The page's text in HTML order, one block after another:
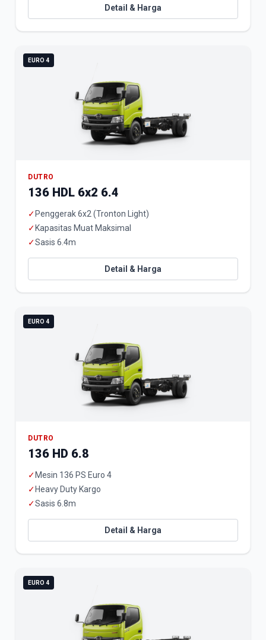
Detail & Harga
EURO 4
DUTRO
136 HDL 6x2 6.4
✓ Penggerak 6x2 (Tronton Light)
✓ Kapasitas Muat Maksimal
✓Sasis 6.4m
Detail & Harga
EURO 4
DUTRO
136 HD 6.8
✓ Mesin 136 PS Euro 4
✓ Heavy Duty Kargo
✓Sasis 6.8m
Detail & Harga
EURO 4